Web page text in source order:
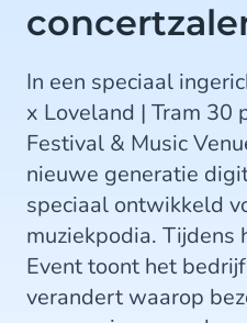
In een speciaal
x Loveland | Tram 30
Festival & Music
nieuwe generatie
speciaal ontwikkeld
muziekpodia. Tijdens
Event toont het
verandert waarop